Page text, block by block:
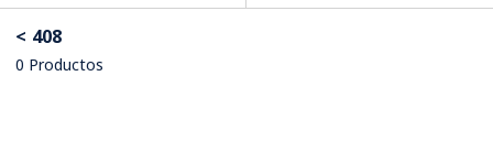
408
0 Productos